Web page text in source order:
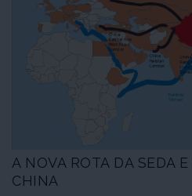
A NOVA ROTA DA SEDA
CHINA